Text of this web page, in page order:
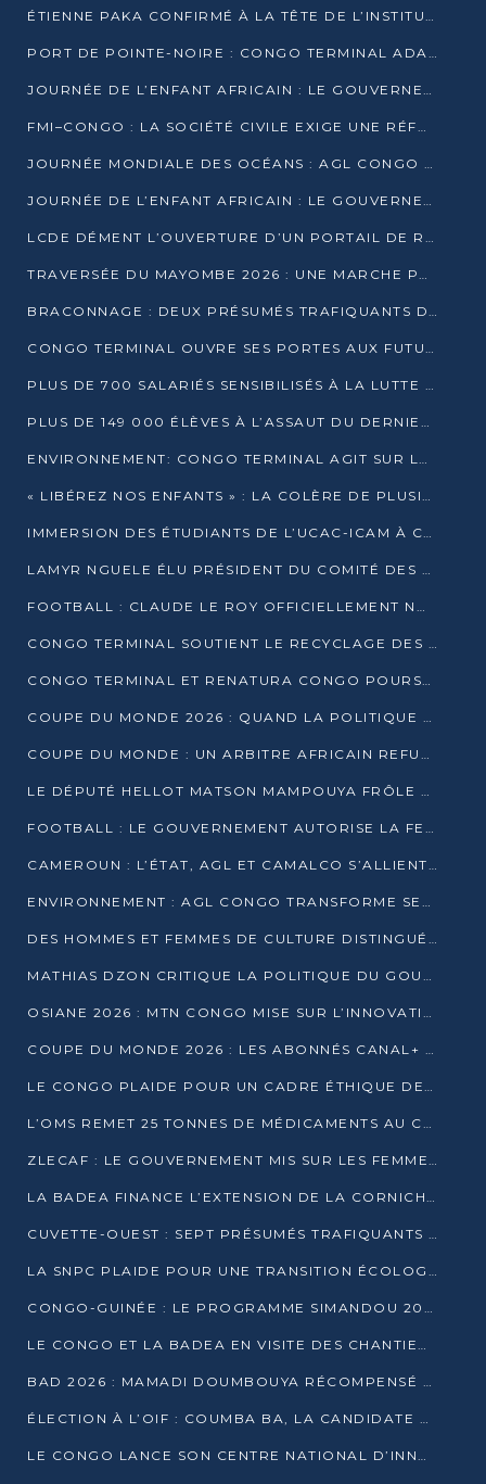
ÉTIENNE PAKA CONFIRMÉ À LA TÊTE DE L’INSTITUT GÉOGRAPHIQUE NATIONAL
PORT DE POINTE-NOIRE : CONGO TERMINAL ADAPTE SON DRAGAGE AUX SABLES BITUMINEUX
JOURNÉE DE L’ENFANT AFRICAIN : LE GOUVERNEMENT RÉAFFIRME SON ENGAGEMENT POUR L’ACCÈS À L’EAU ET À L’ASSAINISSEMENT
FMI–CONGO : LA SOCIÉTÉ CIVILE EXIGE UNE RÉFORME DE LA FISCALITÉ PÉTROLIÈRE
JOURNÉE MONDIALE DES OCÉANS : AGL CONGO MOBILISE SES COLLABORATEURS POUR LA PRÉSERVATION DE LA BIODIVERSITÉ MARINE
JOURNÉE DE L’ENFANT AFRICAIN : LE GOUVERNEMENT MOBILISÉ POUR L’HYGIÈNE DANS LES ORPHELINATS
LCDE DÉMENT L’OUVERTURE D’UN PORTAIL DE RECRUTEMENT ET APPELLE À LA VIGILANCE
TRAVERSÉE DU MAYOMBE 2026 : UNE MARCHE POUR SENSIBILISER ET DÉPISTER AU DIABÈTE
BRACONNAGE : DEUX PRÉSUMÉS TRAFIQUANTS D’HIPPOPOTAME ÉCROUÉS À BRAZZAVILLE
CONGO TERMINAL OUVRE SES PORTES AUX FUTURS INGÉNIEURS DE L’UCAC-ICAM
PLUS DE 700 SALARIÉS SENSIBILISÉS À LA LUTTE CONTRE LA TUBERCULOSE À CONGO TERMINAL
PLUS DE 149 000 ÉLÈVES À L’ASSAUT DU DERNIER CEPE
ENVIRONNEMENT: CONGO TERMINAL AGIT SUR LE TERRAIN ET FORME LES PLUS JEUNES
« LIBÉREZ NOS ENFANTS » : LA COLÈRE DE PLUSIEURS MÈRES À BRAZZAVILLE CONTRE LA DGSP
IMMERSION DES ÉTUDIANTS DE L’UCAC-ICAM À CONGO TERMINAL
LAMYR NGUELE ÉLU PRÉSIDENT DU COMITÉ DES MEMBRES D’HONNEUR DU PCT
FOOTBALL : CLAUDE LE ROY OFFICIELLEMENT NOMMÉ SÉLECTIONNEUR DU CONGO
CONGO TERMINAL SOUTIENT LE RECYCLAGE DES DÉCHETS PLASTIQUES À POINTE-NOIRE
CONGO TERMINAL ET RENATURA CONGO POURSUIVENT LEUR COMBAT POUR LA BIODIVERSITÉ
COUPE DU MONDE 2026 : QUAND LA POLITIQUE MENACE L’UNIVERSALITÉ DU FOOTBALL
COUPE DU MONDE : UN ARBITRE AFRICAIN REFUSÉ À L’ENTRÉE DES ÉTATS-UNIS
LE DÉPUTÉ HELLOT MATSON MAMPOUYA FRÔLE LA MORT LORS D’UNE EMBUSCADE DZNS LE POOL
FOOTBALL : LE GOUVERNEMENT AUTORISE LA FECOFOOT À OCCUPER LES COMPLEXES SPORTIFS
CAMEROUN : L’ÉTAT, AGL ET CAMALCO S’ALLIENT POUR UN MÉGA-PROJET FERROVIAIRE
ENVIRONNEMENT : AGL CONGO TRANSFORME SES DÉCHETS EN OUTILS DE FORMATION
DES HOMMES ET FEMMES DE CULTURE DISTINGUÉS POUR LEUR ENGAGEMENT PAR BANTOU CULTURE
MATHIAS DZON CRITIQUE LA POLITIQUE DU GOUVERNEMENT ET ALERTE SUR LA DETTE DU CONGO
OSIANE 2026 : MTN CONGO MISE SUR L’INNOVATION POUR RELEVER LES DÉFIS AFRICAINS
COUPE DU MONDE 2026 : LES ABONNÉS CANAL+ AU CONGO DÉÇUS À QUELQUES JOURS DU COUP D’ENVOI
LE CONGO PLAIDE POUR UN CADRE ÉTHIQUE DE L’INTELLIGENCE ARTIFICIELLE À DAKAR
L’OMS REMET 25 TONNES DE MÉDICAMENTS AU CONGO POUR RENFORCER LA RIPOSTE AUX ÉPIDÉMIES
ZLECAF : LE GOUVERNEMENT MIS SUR LES FEMMES ENTREPRENEURES
LA BADEA FINANCE L’EXTENSION DE LA CORNICHE SUD DE BRAZZAVILLE
CUVETTE-OUEST : SEPT PRÉSUMÉS TRAFIQUANTS DE FAUNE INTERPELLÉS À EWO ET KELLÉ
LA SNPC PLAIDE POUR UNE TRANSITION ÉCOLOGIQUE PROGRESSIVE
CONGO-GUINÉE : LE PROGRAMME SIMANDOU 2040 AU CŒUR DES ÉCHANGES À LA BAD
LE CONGO ET LA BADEA EN VISITE DES CHANTIERS
BAD 2026 : MAMADI DOUMBOUYA RÉCOMPENSÉ PAR LE TROPHÉE BABACAR NDIAYE À BRAZZAVILLE
ÉLECTION À L’OIF : COUMBA BA, LA CANDIDATE DISCRÈTE QUI BOUSCULE LE JEU DIPLOMATIQUE
LE CONGO LANCE SON CENTRE NATIONAL D’INNOVATION